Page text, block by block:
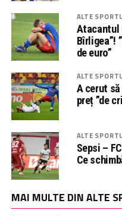
ALTE
Atacantul
Bîrligea”!
de euro”
ALTE
A cerut
preț ”de
ALTE
Sepsi –
Ce
MAI MULTE DIN ALTE